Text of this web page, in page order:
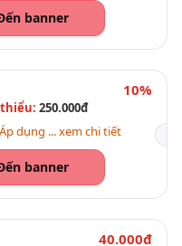
banner
10%
250.000đ
Áp dụng ... xem chi tiết
banner
40.000đ